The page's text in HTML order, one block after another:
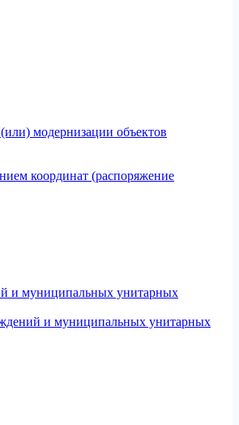
модернизации объектов
координат (распоряжение
и муниципальных унитарных
и муниципальных унитарных